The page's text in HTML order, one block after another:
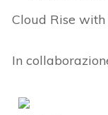
Cloud Rise with
In